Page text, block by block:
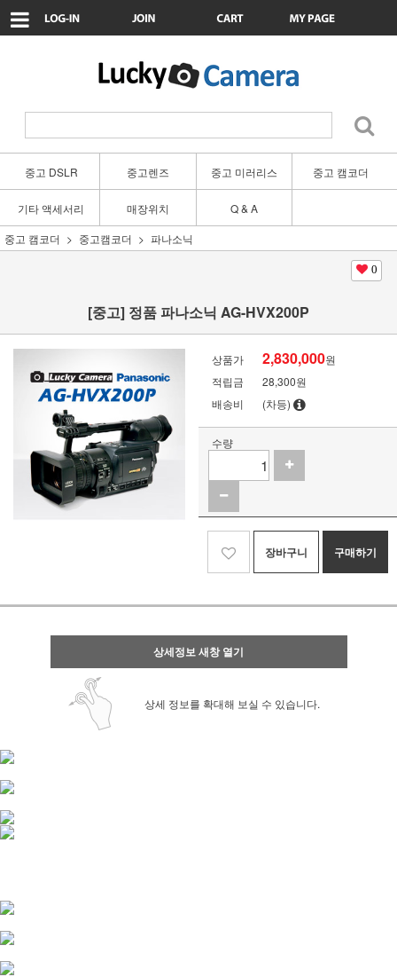
중고 DSLR 중고렌즈 중고 미러리스 중고 캠코더
기타 액세서리 매장위치
Q & A
중고 캠코더
중고캠코더 파나소닉
0
[중고] 정품 파나소닉 AG-HVX200P
상품가 2,830,000원
적립금
28,300원
배송비
(차등)
수량
장바구니 구매하기
상세정보 새창 열기
상세 정보를 확대해 보실 수 있습니다.